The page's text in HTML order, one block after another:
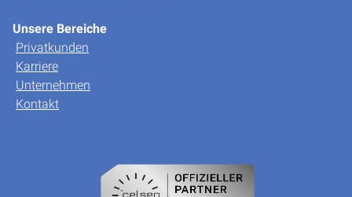
Unsere Bereiche
Privatkunden
Karriere
Unternehmen
Kontakt